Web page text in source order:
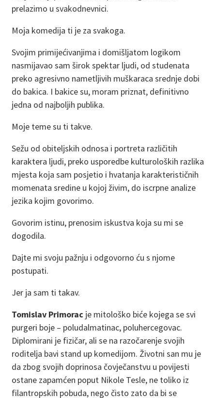
prelazimo u svakodnevnici.
Moja komedija ti je za svakoga.
Svojim primijećivanjima i domišljatom logikom
nasmijavao sam širok spektar ljudi, od studenata
preko agresivno nametljivih muškaraca srednje dobi
do bakica. I bakice su, moram priznat, definitivno
jedna od najboljih publika.
Moje teme su ti takve.
Sežu od obiteljskih odnosa i portreta različitih
karaktera ljudi, preko usporedbe kulturoloških razlika
mjesta koja sam posjetio i hvatanja karakterističnih
momenata sredine u kojoj živim, do iscrpne analize
jezika kojim govorimo.
Govorim istinu, prenosim iskustva koja su mi se
dogodila.
Dajte mi svoju pažnju i odgovorno ću s njome
postupati.
Jer ja sam ti takav.
Tomislav Primorac je mitološko biće kojega se svi
purgeri boje – poludalmatinac, poluhercegovac.
Diplomirani je fizičar, ali se na razočarenje svojih
roditelja bavi stand up komedijom. Životni san mu je
da zbog svojih doprinosa čovječanstvu u povijesti
ostane zapamćen poput Nikole Tesle, ne toliko iz
filantropskih pobuda, nego čisto zato da bi se